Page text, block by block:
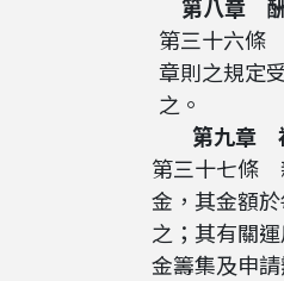
第八章
第三十六條
章則之規定
之。
第九章
第三十七條
金，其金額
之；其有關
金籌集及申